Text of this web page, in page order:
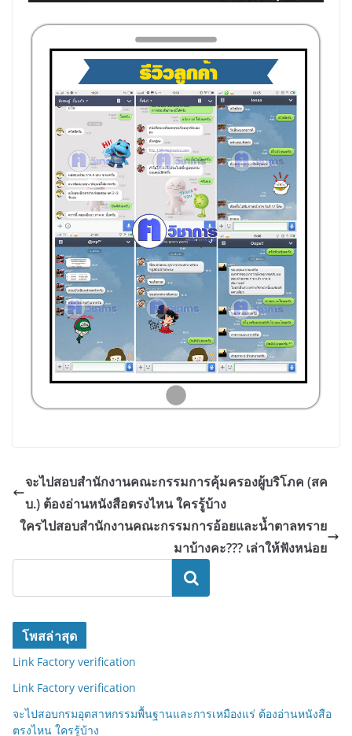
จะไปสอบสำนักงานคณะกรรมการคุ้มครองผู้บริโภค (สค
บ.) ต้องอ่านหนังสือตรงไหน ใครรู้บ้าง
ใครไปสอบสำนักงานคณะกรรมการอ้อยและน้ำตาลทราย
มาบ้างคะ??? เล่าให้ฟังหน่อย
ค้นหา
โพสล่าสุด
Link Factory verification
Link Factory verification
จะไปสอบกรมอุตสาหกรรมพื้นฐานและการเหมืองแร่ ต้องอ่านหนังสือ
ตรงไหน ใครรู้บ้าง